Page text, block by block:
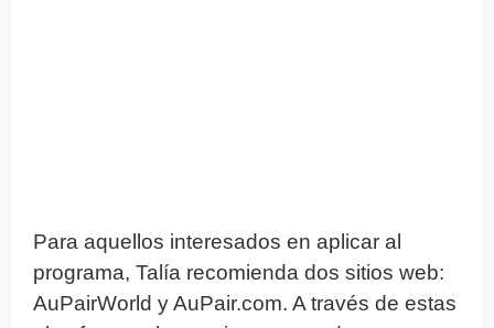
Para aquellos interesados en aplicar al
programa, Talía recomienda dos sitios web:
AuPairWorld y AuPair.com. A través de estas